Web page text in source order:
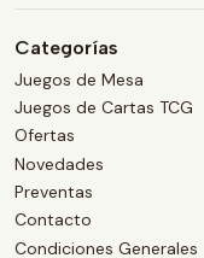
Categorías
Juegos de Mesa
Juegos de Cartas TCG
Ofertas
Novedades
Preventas
Contacto
Condiciones Generales